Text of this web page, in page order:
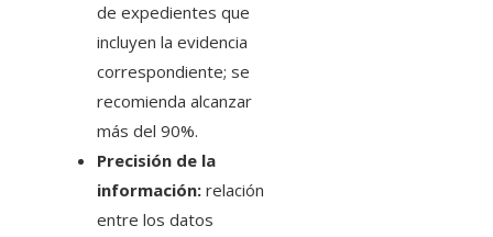
de expedientes que
incluyen la evidencia
correspondiente; se
recomienda alcanzar
más del 90%.
Precisión de la
información: relación
entre los datos